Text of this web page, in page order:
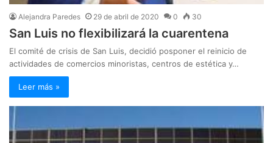
Alejandra Paredes 29 de abril de 2020 0 30
San Luis no flexibilizará la cuarentena
El comité de crisis de San Luis, decidió posponer el reinicio de
actividades de comercios minoristas, centros de estética y…
Leer más »